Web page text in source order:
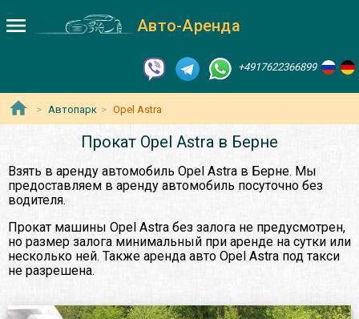
Авто-Аренда
+4917622366899
Автопарк Opel Astra
Прокат Opel Astra в Берне
Взять в аренду автомобиль Opel Astra в Берне. Мы
предоставляем в аренду автомобиль посуточно без
водителя.
Прокат машины Opel Astra без залога не предусмотрен,
но размер залога минимальный при аренде на сутки или
несколько ней. Также аренда авто Opel Astra под такси
не разрешена.